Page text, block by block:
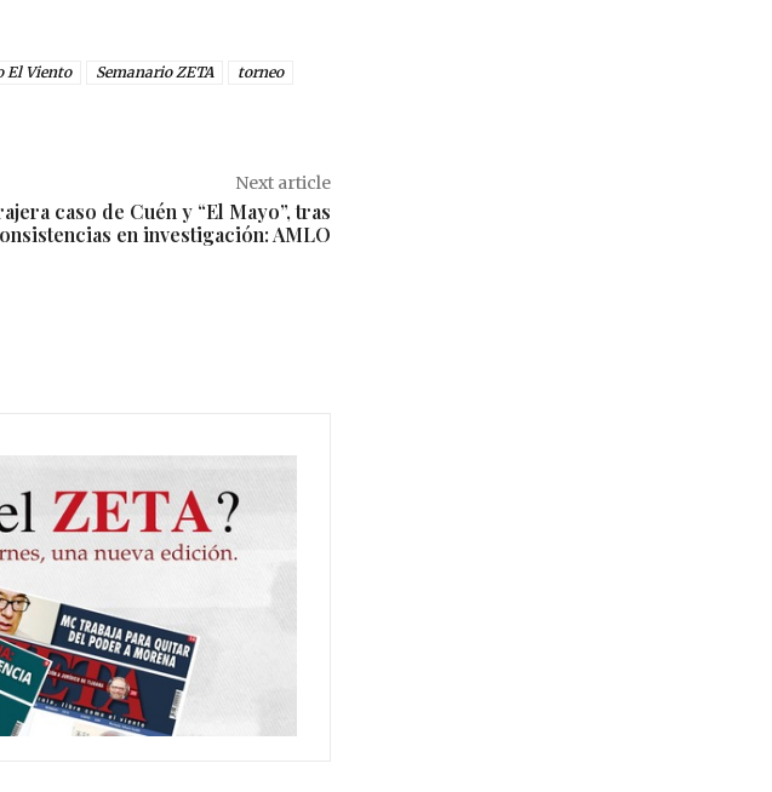
El Viento Semanario ZETA
torneo
Next article
caso de Cuén y “El Mayo”, tras
en investigación: AMLO